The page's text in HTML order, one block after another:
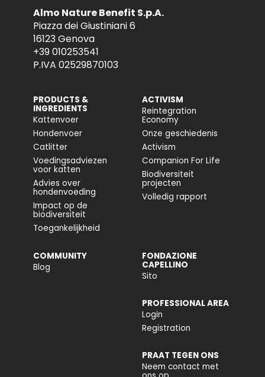
Almo Nature Benefit S.p.A.
Piazza dei Giustiniani 6
16123 Genova
+39 010253541
P.IVA 02529870103
PRODUCTS &
INGREDIENTS
Kattenvoer
Hondenvoer
Catlitter
Voedingsadviezen
voor katten
Advies over
hondenvoeding
Impact op de
biodiversiteit
Toegankelijkheid
ACTIVISM
Reintegration
Economy
Onze geschiedenis
Activism
Companion For Life
Biodiversiteit
projecten
Volledig rapport
COMMUNITY
Blog
FONDAZIONE
CAPELLINO
Sito
PROFESSIONAL AREA
Login
Registration
PRAAT TEGEN ONS
Neem contact met